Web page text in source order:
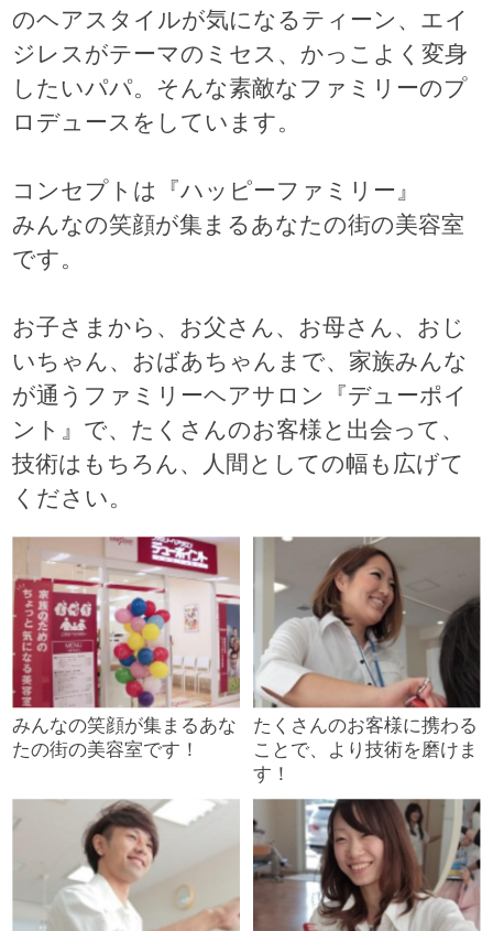
のヘアスタイルが気になるティーン、エイ
ジレスがテーマのミセス、かっこよく変身
したいパパ。そんな素敵なファミリーのプ
ロデュースをしています。
コンセプトは『ハッピーファミリー』
みんなの笑顔が集まるあなたの街の美容室
です。
お子さまから、お父さん、お母さん、おじ
いちゃん、おばあちゃんまで、家族みんな
が通うファミリーヘアサロン『デューポイ
ント』で、たくさんのお客様と出会って、
技術はもちろん、人間としての幅も広げて
ください。
みんなの笑顔が集まるあな
たの街の美容室です！
たくさんのお客様に携わる
ことで、より技術を磨けま
す！